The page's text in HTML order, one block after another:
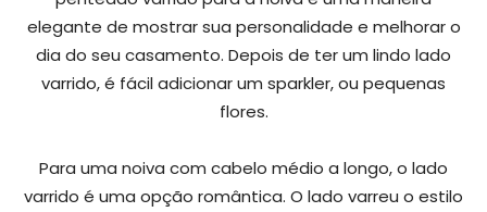
elegante de mostrar sua personalidade e melhorar o
dia do seu casamento. Depois de ter um lindo lado
varrido, é fácil adicionar um sparkler, ou pequenas
flores.
Para uma noiva com cabelo médio a longo, o lado
varrido é uma opção romântica. O lado varreu o estilo